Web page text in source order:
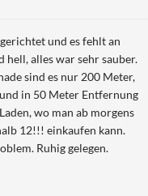
und es fehlt an
hell, alles war sehr sauber.
sind es nur 200 Meter,
in 50 Meter Entfernung
wo man ab morgens
12!!! einkaufen kann.
Ruhig gelegen.